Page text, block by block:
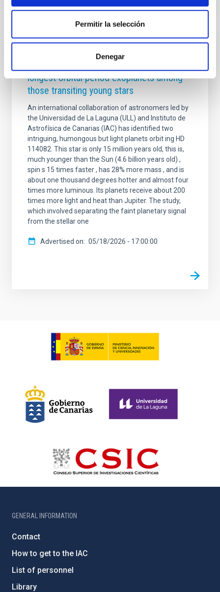
Permitir la selección
Denegar
IAC y ULL led the identification of the
longest orbital period exoplanets among
those transiting young stars
An international collaboration of astronomers led by
the Universidad de La Laguna (ULL) and Instituto de
Astrofísica de Canarias (IAC) has identified two
intriguing, humongous but light planets orbit ing HD
114082. This star is only 15 million years old, this is,
much younger than the Sun (4.6 billion years old) ,
spin s 15 times faster , has 28% more mass , and is
about one thousand degrees hotter and almost four
times more luminous. Its planets receive about 200
times more light and heat than Jupiter. The study,
which involved separating the faint planetary signal
from the stellar one
Advertised on 05/18/2026 - 17:00:00
GENERAL INFORMATION
Contact
How to get to the IAC
List of personnel
Library